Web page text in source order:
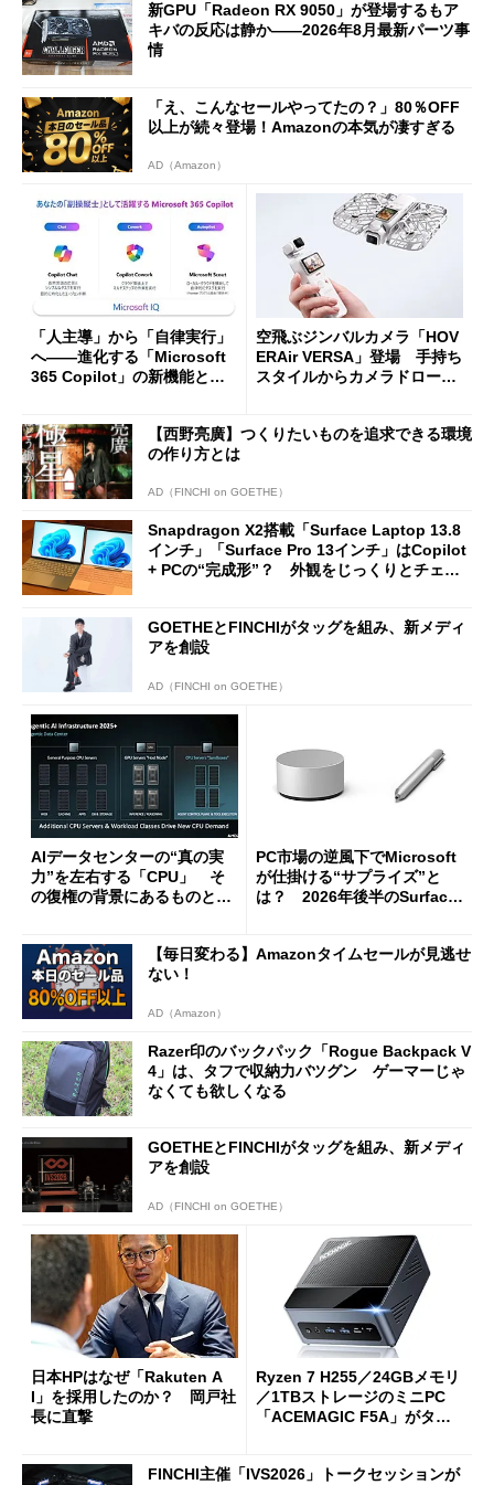
新GPU「Radeon RX 9050」が登場するもア
キバの反応は静か――2026年8月最新パーツ事
情
「え、こんなセールやってたの？」80％OFF
以上が続々登場！Amazonの本気が凄すぎる
AD（Amazon）
「人主導」から「自律実行」
へ――進化する「Microsoft
365 Copilot」の新機能とエ
空飛ぶジンバルカメラ「HOV
ERAir VERSA」登場 手持ち
スタイルからカメラドローン
【西野亮廣】つくりたいものを追求できる環境
の作り方とは
AD（FINCHI on GOETHE）
Snapdragon X2搭載「Surface Laptop 13.8
インチ」「Surface Pro 13インチ」はCopilot
+ PCの“完成形”？ 外観をじっくりとチェッ
GOETHEとFINCHIがタッグを組み、新メディ
アを創設
AD（FINCHI on GOETHE）
AIデータセンターの“真の実
力”を左右する「CPU」 そ
の復権の背景にあるものと
PC市場の逆風下でMicrosoft
が仕掛ける“サプライズ”と
は？ 2026年後半のSurface
【毎日変わる】Amazonタイムセールが見逃せ
ない！
AD（Amazon）
Razer印のバックパック「Rogue Backpack V
4」は、タフで収納力バツグン ゲーマーじゃ
なくても欲しくなる
GOETHEとFINCHIがタッグを組み、新メディ
アを創設
AD（FINCHI on GOETHE）
日本HPはなぜ「Rakuten A
I」を採用したのか？ 岡戸社
長に直撃
Ryzen 7 H255／24GBメモリ
／1TBストレージのミニPC
「ACEMAGIC F5A」がタイ
FINCHI主催「IVS2026」トークセッションが